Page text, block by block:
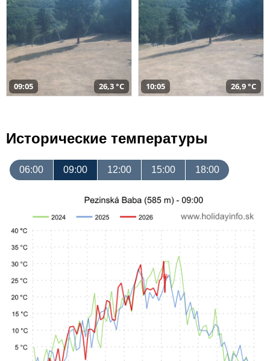
09:05 26,3 °C 10:05 26,9 °C
Исторические температуры
06:00 09:00 12:00 15:00 18:00